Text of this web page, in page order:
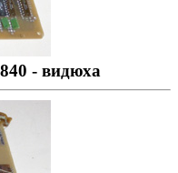
- видюха